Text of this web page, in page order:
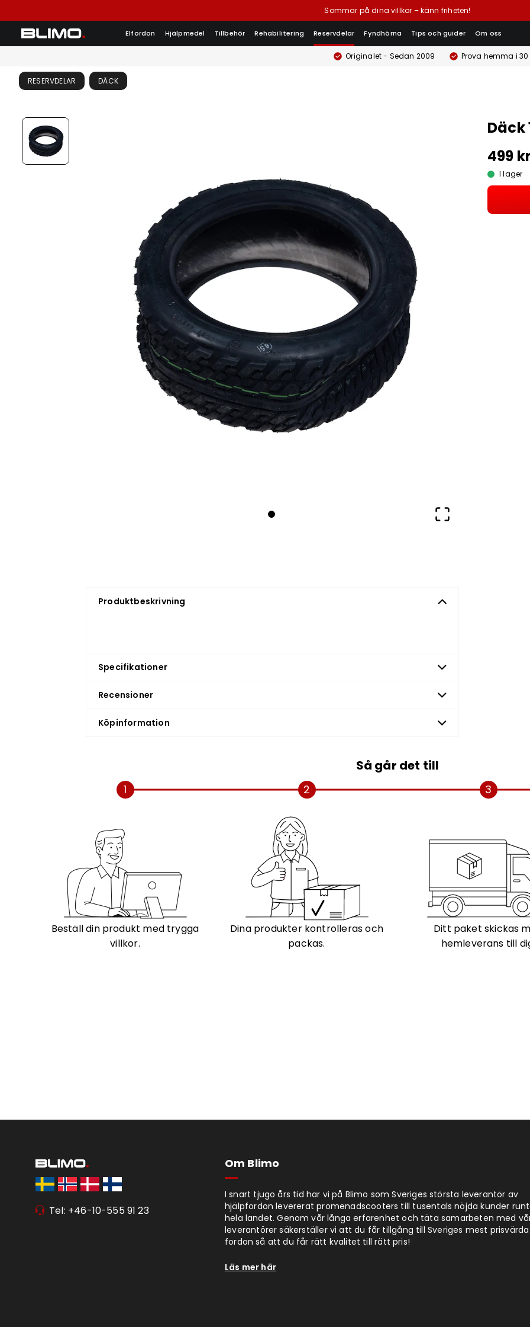
Sommar på dina villkor – känn friheten!
Elfordon Hjälpmedel Tillbehör Rehabilitering Reservdelar Fyndhörna Tips och guider Om oss
Originalet - Sedan 2009 Prova hemma i
RESERVDELAR DÄCK
Däck
499
I lager
Produktbeskrivning
Specifikationer
Recensioner
Köpinformation
Så går det till
1
Beställ din produkt med trygga
villkor.
2
Dina produkter kontrolleras och
packas.
3
Ditt paket skickas
hemleverans till
Tel: +46-10-555 91 23
Om Blimo
I snart tjugo års tid har vi på Blimo som Sveriges största leverantör av
hjälpfordon levererat promenadscooters till tusentals nöjda kunder
hela landet. Genom vår långa erfarenhet och täta samarbeten med
leverantörer säkerställer vi att du får tillgång till Sveriges mest prisvärda
fordon så att du får rätt kvalitet till rätt pris!
Läs mer här